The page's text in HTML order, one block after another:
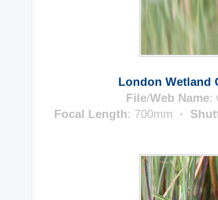
London Wetland
File/Web Name:
Focal Length: 700mm ·